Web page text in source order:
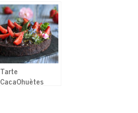
Tarte
CacaOhuètes